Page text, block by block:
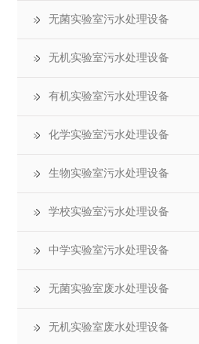
无菌实验室污水处理设备
无机实验室污水处理设备
有机实验室污水处理设备
化学实验室污水处理设备
生物实验室污水处理设备
学校实验室污水处理设备
中学实验室污水处理设备
无菌实验室废水处理设备
无机实验室废水处理设备